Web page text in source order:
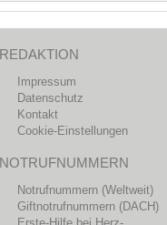
REDAKTION
Impressum
Datenschutz
Kontakt
Cookie-Einstellungen
NOTRUFNUMMERN
Notrufnummern (Weltweit)
Giftnotrufnummern (DACH)